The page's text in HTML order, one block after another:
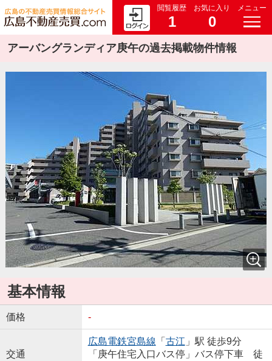
閲覧履歴
1
お気に入り
0
メニュー
アーバングランディア庚午の過去掲載物件情報
基本情報
価格 -
交通
広島電鉄宮島線 「 古江 」駅 徒歩9分
「庚午住宅入口バス停」バス停下車 徒